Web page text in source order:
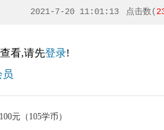
2021-7-20 11:01:13 点击数(
看,请先登录!
员
元（105学币）